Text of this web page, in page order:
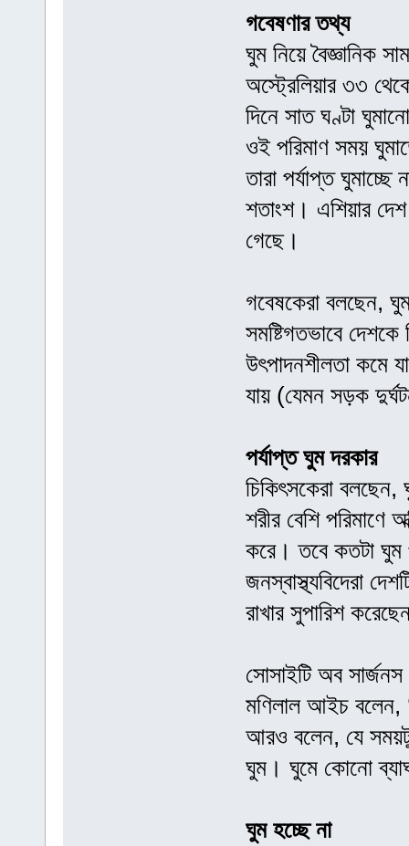
গবেষণার তথ্য
ঘুম নিয়ে বৈজ্ঞানিক
অস্ট্রেলিয়ার ৩৩
দিনে সাত ঘণ্টা
ওই পরিমাণ সময়
তারা পর্যাপ্ত
শতাংশ। এশিয়ার দেশ
গেছে।
গবেষকেরা বলছেন,
সমষ্টিগতভাবে
উৎপাদনশীলতা কমে
যায় (যেমন সড়ক
পর্যাপ্ত ঘুম দরকার
চিকিৎসকেরা বলছেন,
শরীর বেশি
করে। তবে কতটা ঘুম
জনস্বাস্থ্যবিদেরা
রাখার সুপারিশ
সোসাইটি অব
মণিলাল আইচ বলেন,
আরও বলেন, যে
ঘুম। ঘুমে কোনো
ঘুম হচ্ছে না